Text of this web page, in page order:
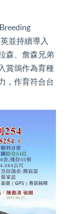
並持續導入
森、詹森兄弟
賞鴿作為育種
，作育符合台